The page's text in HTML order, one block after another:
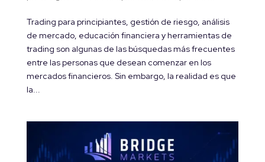
Trading para principiantes, gestión de riesgo, análisis
de mercado, educación financiera y herramientas de
trading son algunas de las búsquedas más frecuentes
entre las personas que desean comenzar en los
mercados financieros. Sin embargo, la realidad es que
la...